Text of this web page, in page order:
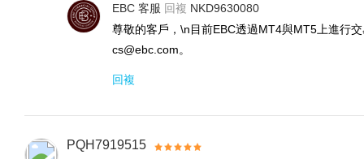
EBC 客服 回複 NKD9630080
尊敬的客戶，\n目前EBC透過MT4與MT5上進行
cs@ebc.com。
回複
PQH7919515